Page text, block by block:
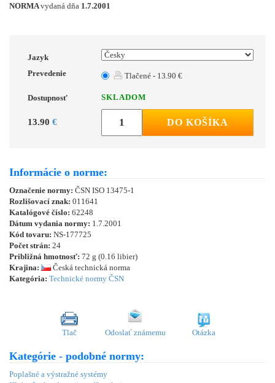
NORMAvydaná dňa 1.7.2001
Jazyk
Prevedenie
Tlačené - 13.90 €
Dostupnosť SKLADOM
13.90 € DO KOŠÍKA
Informácie o norme:
Označenie normy: ČSN ISO 13475-1
Rozlišovací znak: 011641
Katalógové číslo: 62248
Dátum vydania normy: 1.7.2001
Kód tovaru: NS-177725
Počet strán: 24
Približná hmotnosť: 72 g (0.16 libier)
Krajina:
Česká technická norma
Kategória: Technické normy ČSN
Tlač Odoslať známemu Otázka
Kategórie - podobné normy:
Poplašné a výstražné systémy